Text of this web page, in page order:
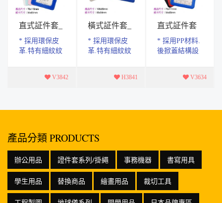
直式証件套_
環保皮革
* 採用環保皮
革.特有細紋紋
緻.，手感舒
更便利 * 產...
V3842
橫式証件套_
環保皮革
* 採用環保皮
革.特有細紋紋
緻.，手感舒
更便利 * 產...
H3841
直式証件套
_PP硬殼
* 採用PP材料.
後掀蓋結構設
脫落。 * 表面
產品尺...
V3634
產品分類 PRODUCTS
辦公用品 證件套系列/掛繩 事務機器 書寫用具
學生用品 替換商品 繪畫用品 裁切工具